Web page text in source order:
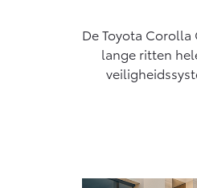
OOK
De Toyota
lange ritten